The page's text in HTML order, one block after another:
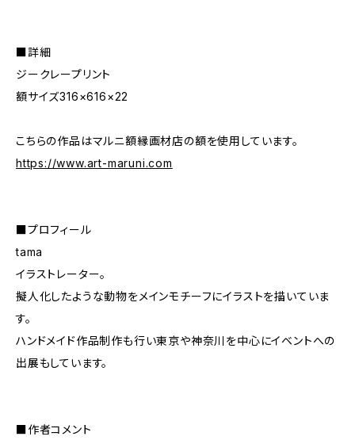
■詳細
ジークレープリント
額サイズ316×616×22
こちらの作品はマルニ額縁画材店の額を使用しています。
https://www.art-maruni.com
■プロフィール
tama
イラストレーター。
擬人化したような動物をメインモチーフにイラストを描いていま
す。
ハンドメイド作品制作も行い東京や神奈川を中心にイベントへの
出展もしています。
■作者コメント